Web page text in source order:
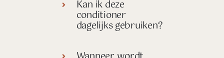
Kan ik deze
conditioner
dagelijks gebruiken?